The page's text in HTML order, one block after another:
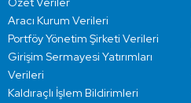
Aracı Kurum Verileri
Portföy Yönetim Şirketi Verileri
Girişim Sermayesi Yatırımları
Verileri
Kaldıraçlı İşlem Bildirimleri